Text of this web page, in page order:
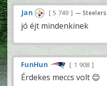
Jan 5 749 — Steelers
jó éjt mindenkinek
FunHun 1 908
Érdekes meccs volt 😊